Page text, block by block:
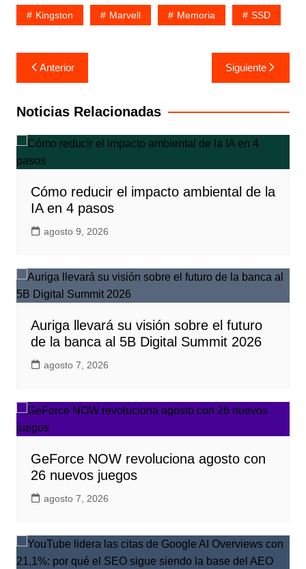
Kingston Marvell Memoria SSD
Navegación
de
entradas
Anterior Siguiente
Noticias Relacionadas
Cómo reducir el impacto ambiental de la
IA en 4 pasos
agosto 9, 2026
Auriga llevará su visión sobre el futuro
de la banca al 5B Digital Summit 2026
agosto 7, 2026
GeForce NOW revoluciona agosto con
26 nuevos juegos
agosto 7, 2026